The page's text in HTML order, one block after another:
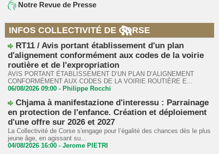
Notre Revue de Presse
INFOS COLLECTIVITÉ DE CORSE
RT11 / Avis portant établissement d'un plan
d'alignement conformément aux codes de la voirie
routière et de l'expropriation
AVIS PORTANT ÉTABLISSEMENT D’UN PLAN D’ALIGNEMENT
CONFORMÉMENT AUX CODES DE LA VOIRIE ROUTIÈRE E...
06/08/2026 09:00 - Philippe Rocchi
Chjama à manifestazione d'interessu : Parrainage
en protection de l'enfance. Création et déploiement
d'une offre sur 2026 et 2027
La Collectivité de Corse s'engage pour l’égalité des chances dès le plus
jeune âge, en agissant su...
04/08/2026 16:00 - Jerome PIETRI